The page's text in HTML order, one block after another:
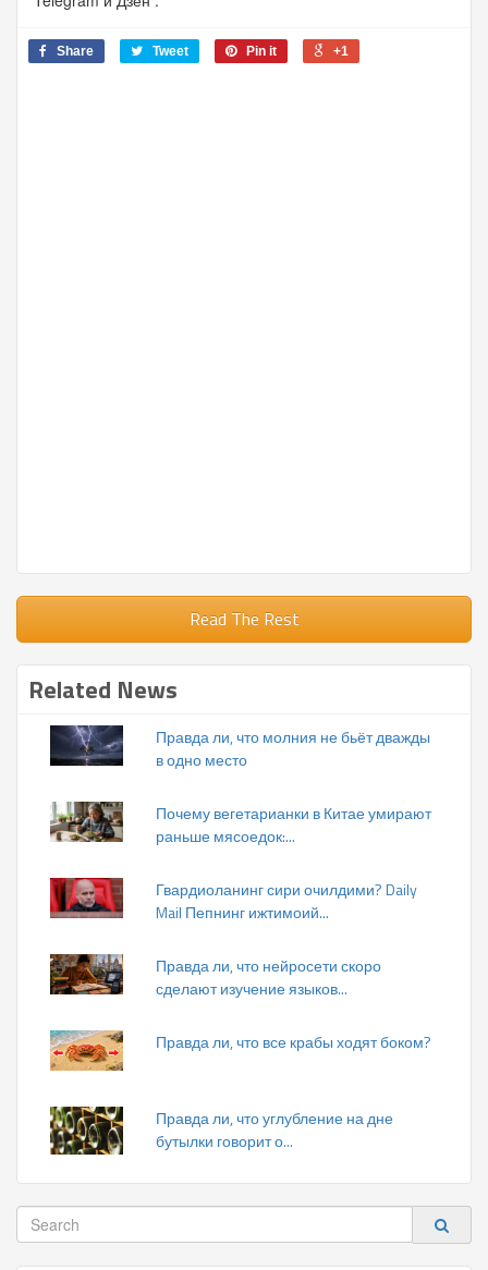
Share Tweet Pin it +1
Read The Rest
Related News
Правда ли, что молния не бьёт дважды
в одно место
Почему вегетарианки в Китае умирают
раньше мясоедок:...
Гвардиоланинг сири очилдими? Daily
Mail Пепнинг ижтимоий...
Правда ли, что нейросети скоро
сделают изучение языков...
Правда ли, что все крабы ходят боком?
Правда ли, что углубление на дне
бутылки говорит о...